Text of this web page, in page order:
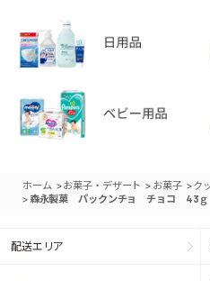
ホーム >お菓子・デザート > お菓子 >ク
> 森永製菓 パックンチョ チョコ 43ｇ
配送エリア